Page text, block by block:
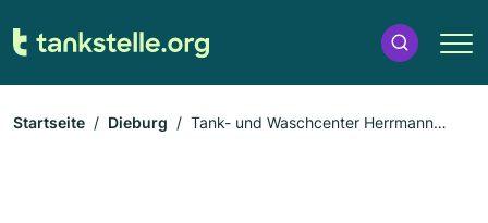
Startseite Dieburg
Tank- und Waschcenter Herrmann